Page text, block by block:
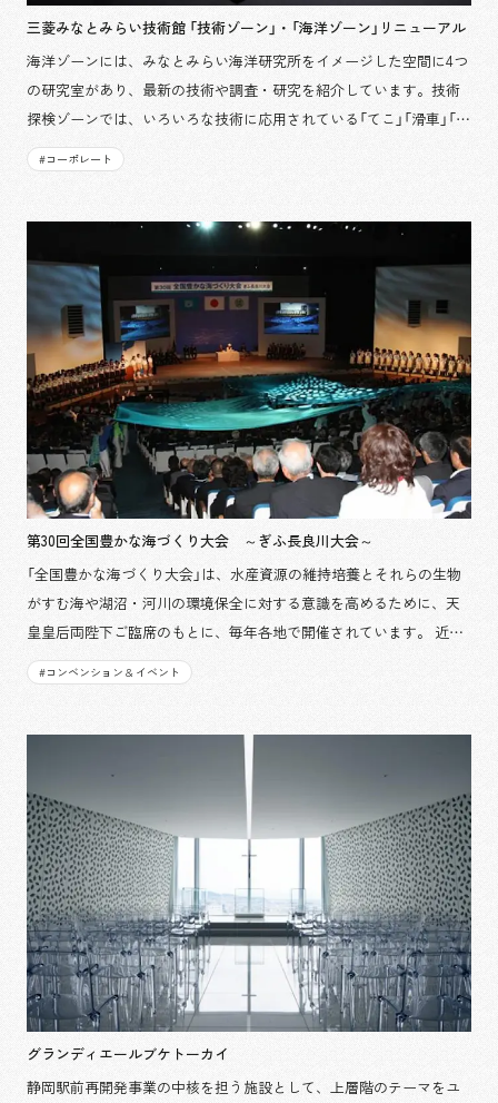
三菱みなとみらい技術館 「技術ゾーン」・「海洋ゾーン」リニューアル
海洋ゾーンには、みなとみらい海洋研究所をイメージした空間に4つ
の研究室があり、最新の技術や調査・研究を紹介しています。技術
探検ゾーンでは、いろいろな技術に応用されている「てこ」「滑車」「ピ
ストン」などのメカニズムを学べます。 担当箇所：デザイン・設計,
制作・施工
#コーポレート
第30回全国豊かな海づくり大会 ～ぎふ長良川大会～
「全国豊かな海づくり大会」は、水産資源の維持培養とそれらの生物
がすむ海や湖沼・河川の環境保全に対する意識を高めるために、天
皇皇后両陛下ご臨席のもとに、毎年各地で開催されています。 近
年、水産資源は減少傾向にあり、資源や生態系の回復は国民的課題
となりつつあります。 この大会を通して、栽培漁業の推進や、河
ます。 担当箇所：デザイン・設計, 制作・施工, 運営
#コンベンション & イベント
グランディエールブケトーカイ
静岡駅前再開発事業の中核を担う施設として、上層階のテーマをユ